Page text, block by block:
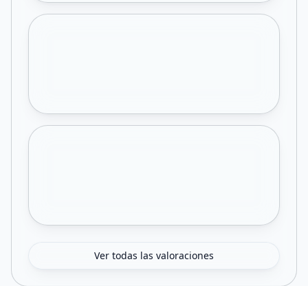
Ver todas las valoraciones